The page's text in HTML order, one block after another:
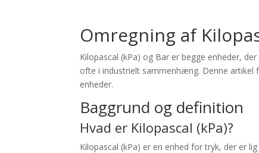
Omregning af
Kilopascal (kPa) og Bar er begge enheder,
ofte i industrielt sammenhæng. Denne artikel
enheder.
Baggrund og definition
Hvad er Kilopascal (kPa)?
Kilopascal (kPa) er en enhed for tryk, der er